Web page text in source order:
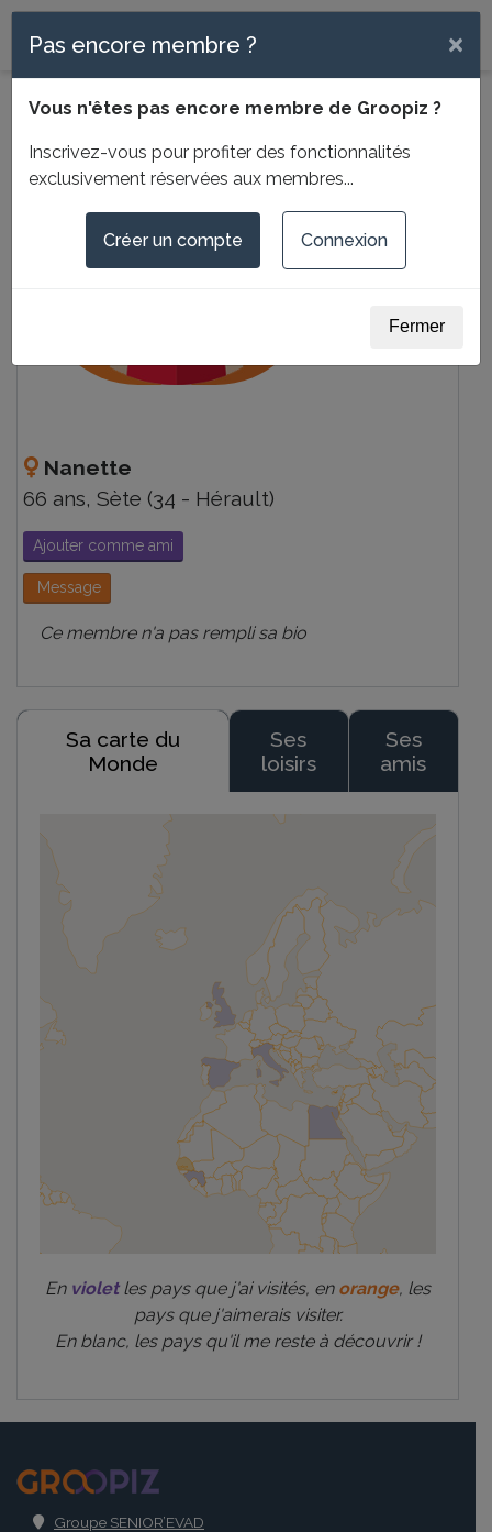
Nanette
66 ans, Sète (34 - Hérault)
Ajouter comme ami
Message
Ce membre n'a pas rempli sa bio
Sa carte du
Monde
Ses
loisirs
Ses
amis
En violetles pays que j'ai visités, en orange, les
pays que j'aimerais visiter.
En blanc, les pays qu'il me reste à découvrir !
Groupe SENIOR’EVAD
Pas encore membre ? ×
Vous n'êtes pas encore membre de Groopiz ?
Inscrivez-vous pour profiter des fonctionnalités
exclusivement réservées aux membres...
Créer un compte Connexion
Fermer